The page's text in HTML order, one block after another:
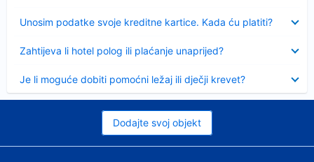
Unosim podatke svoje kreditne kartice. Kada ću platiti?
Zahtijeva li hotel polog ili plaćanje unaprijed?
Je li moguće dobiti pomoćni ležaj ili dječji krevet?
Dodajte svoj objekt